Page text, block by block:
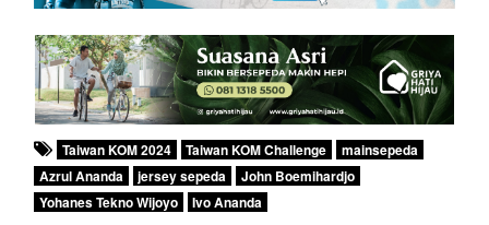
Taiwan KOM 2024 Taiwan KOM Challenge
mainsepeda
Azrul Ananda
jersey sepeda
John Boemihardjo
Yohanes Tekno Wijoyo
Ivo Ananda